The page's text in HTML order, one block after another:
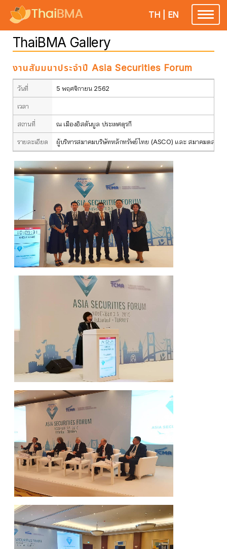
Toggle
TH EN
ThaiBMA Gallery
งานสัมมนาประจำปี Asia Securities Forum
วันที่ 5 พฤศจิกายน 2562
เวลา
สถานที่ ณ เมืองอิสตันบูล ประเทศตุรกี
รายละเอียด ผู้บริหารสมาคมบริษัทหลักทรัพย์ไทย (ASCO) และ สมาคมตลาดต